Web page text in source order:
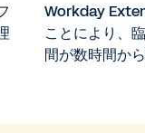
Workday
ことにより、
間が数時間か